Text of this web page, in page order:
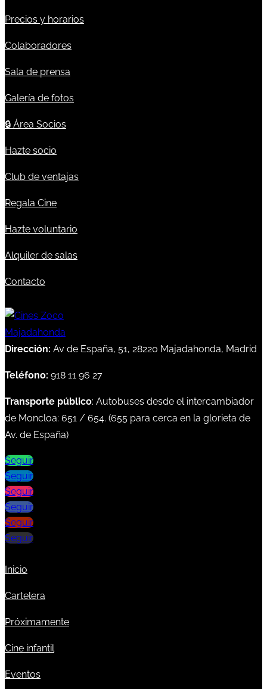
Precios y horarios
Colaboradores
Sala de prensa
Galería de fotos
🔒 Área Socios
Hazte socio
Club de ventajas
Regala Cine
Hazte voluntario
Alquiler de salas
Contacto
Dirección: Av de España, 51, 28220 Majadahonda, Madrid
Teléfono: 918 11 96 27
Transporte público: Autobuses desde el intercambiador
de Moncloa: 651 / 654. (655 para cerca en la glorieta de
Av. de España)
Seguir
Seguir
Seguir
Seguir
Seguir
Seguir
Inicio
Cartelera
Próximamente
Cine infantil
Eventos